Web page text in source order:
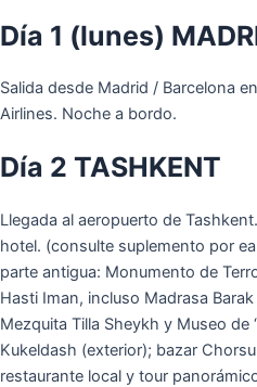
Día 1 (lunes)
Salida desde Madrid / Barcelona
Airlines. Noche a bordo.
Día 2 TASHKENT
Llegada al aeropuerto de
hotel. (consulte suplemento por
parte antigua: Monumento de
Hasti Iman, incluso Madrasa
Mezquita Tilla Sheykh y Museo de
Kukeldash (exterior); bazar
restaurante local y tour